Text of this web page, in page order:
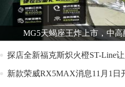
MG5天蝎座王炸上市，中
探店全新福克斯炽火橙ST-Line
新款荣威RX5MAX消息11月1日